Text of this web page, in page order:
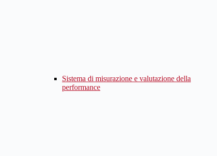
Sistema di misurazione e valutazione della
performance